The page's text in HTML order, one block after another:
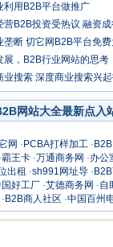
利用B2B平台做推广
营B2B投资受热议 融资
垄断 切它网B2B平台免
展，B2B行业网站的思考
业搜索 深度商业搜索兴
网站大全最新点入
网 · PCBA打样加工·
·霸王卡·万通商务网 ·办公
出租 ·sh991网址导 ·
好工厂·艾德商务网 ·自
· B2B商人社区 ·中国百州